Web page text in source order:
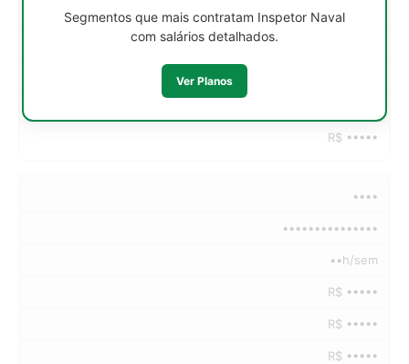
R$ •••••
R$ •••••
••••
•••••••••••••••
••h/sem
R$ •••••
R$ •••••
R$ •••••
Segmentos que mais contratam Inspetor Naval
com salários detalhados.
Ver Planos